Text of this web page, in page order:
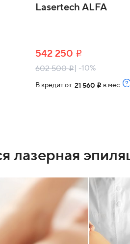
Lasertech ALFA
542 250 i
602 500i| -10%
В кредит от 21 560 i в мес
лазерная